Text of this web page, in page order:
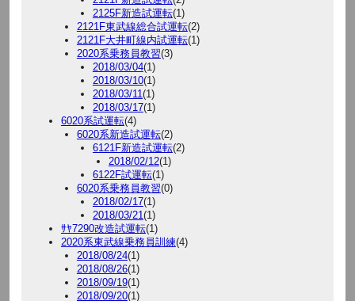
2125F新造試運転(1)
2121F東武線総合試運転(2)
2121F大井町線内試運転(1)
2020系乗務員教習(3)
2018/03/04(1)
2018/03/10(1)
2018/03/11(1)
2018/03/17(1)
6020系試運転(4)
6020系新造試運転(2)
6121F新造試運転(2)
2018/02/12(1)
6122F試運転(1)
6020系乗務員教習(0)
2018/02/17(1)
2018/03/21(1)
ｻﾔ7290改造試運転(1)
2020系東武線乗務員訓練(4)
2018/08/24(1)
2018/08/26(1)
2018/09/19(1)
2018/09/20(1)